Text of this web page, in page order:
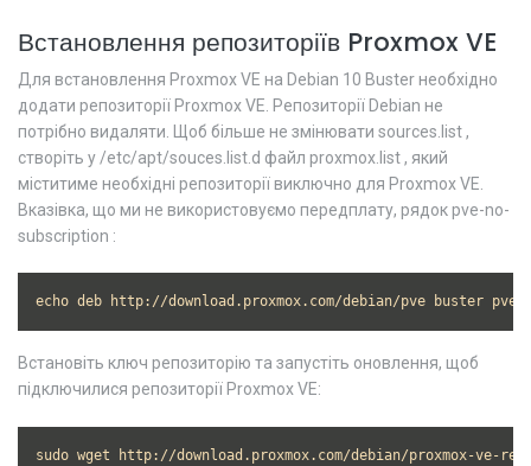
Встановлення репозиторіїв Proxmox VE
Для встановлення Proxmox VE на Debian 10 Buster необхідно
додати репозиторії Proxmox VE. Репозиторії Debian не
потрібно видаляти. Щоб більше не змінювати sources.list ,
створіть у /etc/apt/souces.list.d файл proxmox.list , який
міститиме необхідні репозиторії виключно для Proxmox VE.
Вказівка, що ми не використовуємо передплату, рядок pve-no-
subscription :
echo deb http://download.proxmox.com/debian/pve buster
Встановіть ключ репозиторію та запустіть оновлення, щоб
підключилися репозиторії Proxmox VE:
sudo wget http://download.proxmox.com/debian/proxmox-